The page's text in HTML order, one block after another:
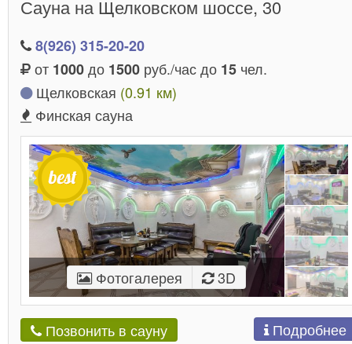
Сауна на Щелковском шоссе, 30
8(926) 315-20-20
от 1000до 1500 руб./час до 15 чел.
Щелковская (0.91 км)
Финская сауна
Фотогалерея 3D
Позвонить в сауну Подробнее